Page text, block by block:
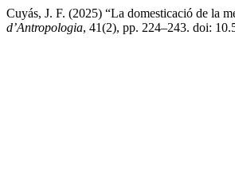
Cuyás, J. F. (2025) “La domesticació de la
d’Antropologia, 41(2), pp. 224–243. doi: